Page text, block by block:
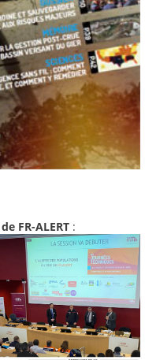
FR-ALERT :